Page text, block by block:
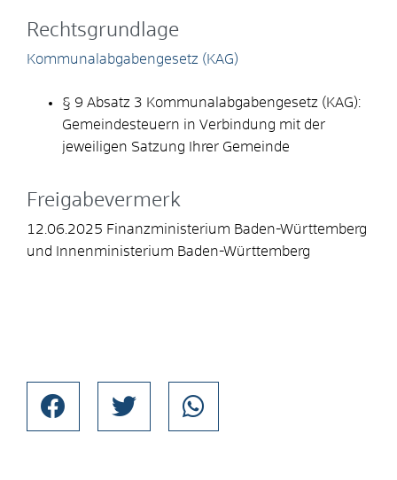
Rechtsgrundlage
Kommunalabgabengesetz (KAG)
§ 9 Absatz 3 Kommunalabgabengesetz (KAG):
Gemeindesteuern in Verbindung mit der
jeweiligen Satzung Ihrer Gemeinde
Freigabevermerk
12.06.2025 Finanzministerium Baden-Württemberg
und Innenministerium Baden-Württemberg